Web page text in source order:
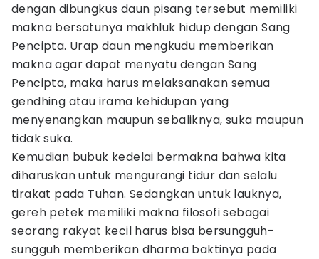
dengan dibungkus daun pisang tersebut memiliki
makna bersatunya makhluk hidup dengan Sang
Pencipta. Urap daun mengkudu memberikan
makna agar dapat menyatu dengan Sang
Pencipta, maka harus melaksanakan semua
gendhing atau irama kehidupan yang
menyenangkan maupun sebaliknya, suka maupun
tidak suka.
Kemudian bubuk kedelai bermakna bahwa kita
diharuskan untuk mengurangi tidur dan selalu
tirakat pada Tuhan. Sedangkan untuk lauknya,
gereh petek memiliki makna filosofi sebagai
seorang rakyat kecil harus bisa bersungguh-
sungguh memberikan dharma baktinya pada